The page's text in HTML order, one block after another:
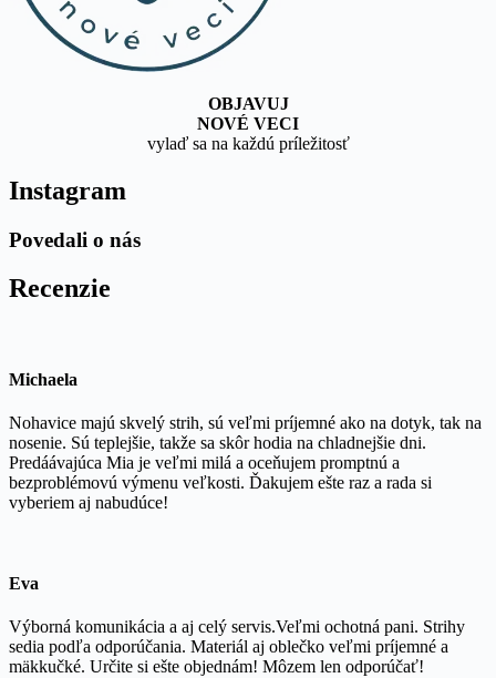
OBJAVUJ
NOVÉ VECI
vylaď sa na každú príležitosť
Instagram
Povedali o nás
Recenzie
Michaela
Nohavice majú skvelý strih, sú veľmi príjemné ako na dotyk, tak na
nosenie. Sú teplejšie, takže sa skôr hodia na chladnejšie dni.
Predáávajúca Mia je veľmi milá a oceňujem promptnú a
bezproblémovú výmenu veľkosti. Ďakujem ešte raz a rada si
vyberiem aj nabudúce!
Eva
Výborná komunikácia a aj celý servis.Veľmi ochotná pani. Strihy
sedia podľa odporúčania. Materiál aj oblečko veľmi príjemné a
mäkkučké. Určite si ešte objednám! Môzem len odporúčať!